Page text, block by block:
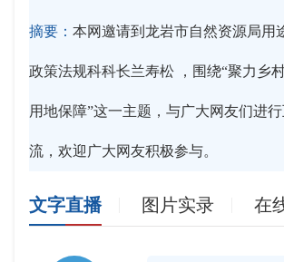
摘要： 本网邀请到龙岩市自然资源局用
政策法规科科长兰寿松 ，围绕“聚力乡
用地保障”这一主题，与广大网友们进
流，欢迎广大网友积极参与。
文字直播 图片实录 在